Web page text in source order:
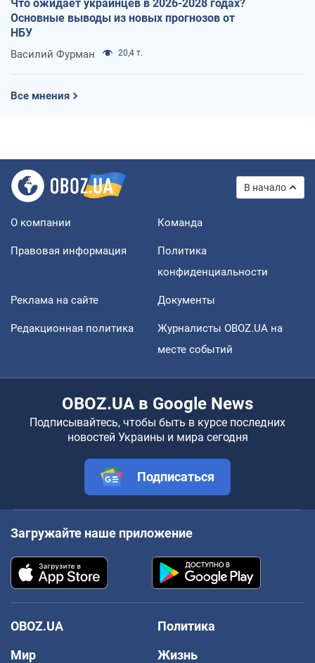
Что ожидает украинцев в 2026-2028 годах?
Основные выводы из новых прогнозов от
НБУ
Василий Фурман 20,4 т.
Все мнения
В начало
О компании Команда
Правовая информация
Политика
конфиденциальности
Реклама на сайте Документы
Редакционная политика
Журналисты OBOZ.UA на
месте событий
OBOZ.UA в Google News
Подписывайтесь, чтобы быть в курсе последних
новостей Украины и мира сегодня
Подписаться
Загружайте наше приложение
OBOZ.UA
Политика
Мир
Жизнь